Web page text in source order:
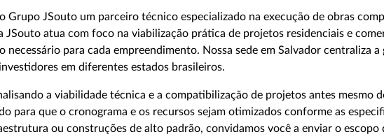
Grupo JSouto um parceiro técnico especializado na execução de obras
atua com foco na viabilização prática de projetos residenciais e
para cada empreendimento. Nossa sede em Salvador centraliza
em diferentes estados brasileiros.
a viabilidade técnica e a compatibilização de projetos antes mesmo
para que o cronograma e os recursos sejam otimizados conforme as
ou construções de alto padrão, convidamos você a enviar o escopo